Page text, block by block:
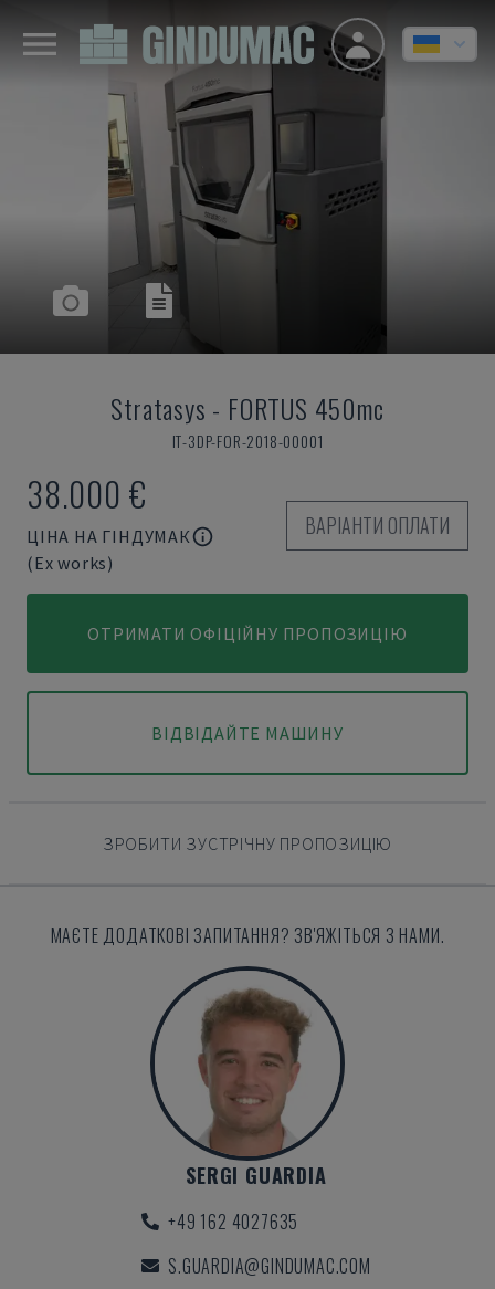
Stratasys - FORTUS 450mc
IT-3DP-FOR-2018-00001
38.000 €
ЦІНА НА ГІНДУМАК
(Ex works)
ВАРІАНТИ ОПЛАТИ
ОТРИМАТИ ОФІЦІЙНУ ПРОПОЗИЦІЮ
ВІДВІДАЙТЕ МАШИНУ
ЗРОБИТИ ЗУСТРІЧНУ ПРОПОЗИЦІЮ
МАЄТЕ ДОДАТКОВІ ЗАПИТАННЯ? ЗВ'ЯЖІТЬСЯ З НАМИ.
SERGI GUARDIA
+49 162 4027635
S.GUARDIA@GINDUMAC.COM